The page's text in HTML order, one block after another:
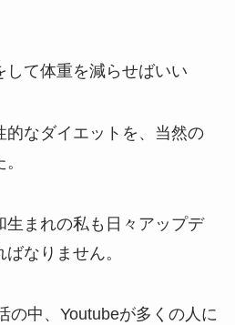
して体重を減らせばいい
的なダイエットを、当然の
生まれの私も日々アップデ
なりません。
の中、Youtubeが多くの人に